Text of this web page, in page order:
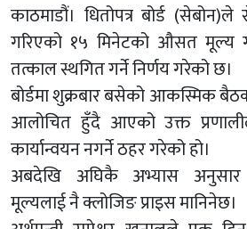
काठमाडौं। धितोपत्र बोर्ड
गरिएको १५ मिनेटको औसत मूल्य
तत्काल स्थगित गर्ने निर्णय गरेको छ।
बोर्डमा शुक्रबार बसेको आकस्मिक
आलोचित हुँदै आएको उक्त
कार्यान्वयन नगर्ने ठहर गरेको हो।
अबदेखि अघिकै अभ्यास अनुसार
मूल्यलाई नै क्लोजिङ प्राइस मानिनेछ।